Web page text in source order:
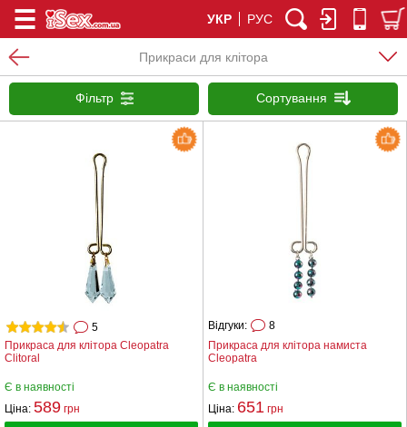
УКР РУС
Прикраси для клітора
Фільтр Сортування
Прикраса для клітора Cleopatra
Clitoral
5
Є в наявності
Ціна: 589 грн
Прикраса для клітора намиста
Cleopatra
Відгуки: 8
Є в наявності
Ціна: 651 грн